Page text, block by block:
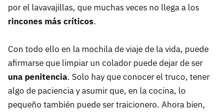
por el lavavajillas, que muchas veces no llega a los
rincones más críticos.
Con todo ello en la mochila de viaje de la vida, puede
afirmarse que limpiar un colador puede dejar de ser
una penitencia. Solo hay que conocer el truco, tener
algo de paciencia y asumir que, en la cocina, lo
pequeño también puede ser traicionero. Ahora bien,